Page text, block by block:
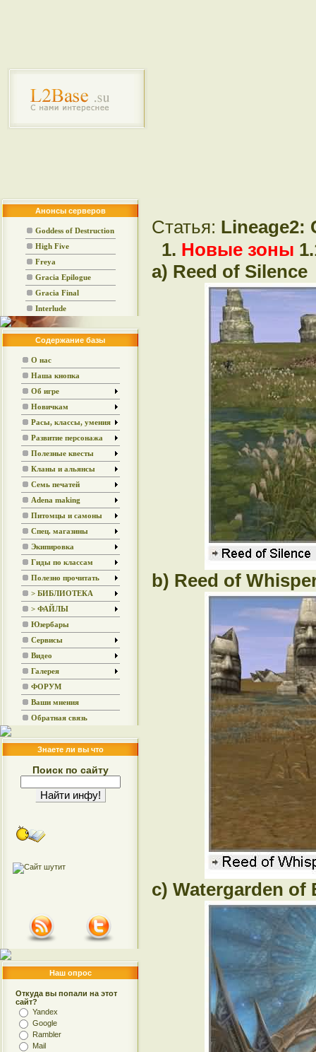
Анонсы серверов
Goddess of Destruction
High Five
Freya
Gracia Epilogue
Gracia Final
Interlude
Содержание базы
О нас
Наша кнопка
Об игре
Новичкам
Расы, классы, умения
Развитие персонажа
Полезные квесты
Кланы и альянсы
Семь печатей
Adena making
Питомцы и самоны
Спец. магазины
Экипировка
Гиды по классам
Полезно прочитать
> БИБЛИОТЕКА
> ФАЙЛЫ
Юзербары
Сервисы
Видео
Галерея
ФОРУМ
Ваши мнения
Обратная связь
Знаете ли вы что
Поиск по сайту
Наш опрос
Откуда вы попали на этот
сайт?
Yandex
Google
Rambler
Mail
Статья: Lineage2:
1. Новые зоны
a) Reed of Silence
b) Reed of
c) Watergarden of